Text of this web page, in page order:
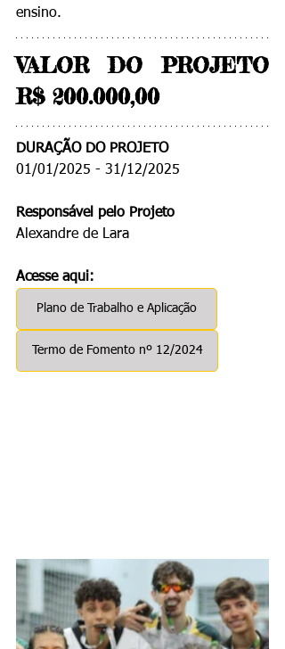
ensino.
VALOR DO PROJETO
R$ 200.000,00
DURAÇÃO DO PROJETO
01/01/2025 - 31/12/2025
Responsável pelo Projeto
Alexandre de Lara
Acesse aqui:
Plano de Trabalho e Aplicação
Termo de Fomento nº 12/2024